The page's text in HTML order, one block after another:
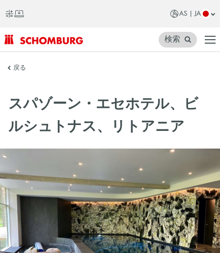
AS | JA
SCHOMBURG
ジ
ア
検索
戻る
スパゾーン・エセホテル、ビ
ルシュトナス、リトアニア